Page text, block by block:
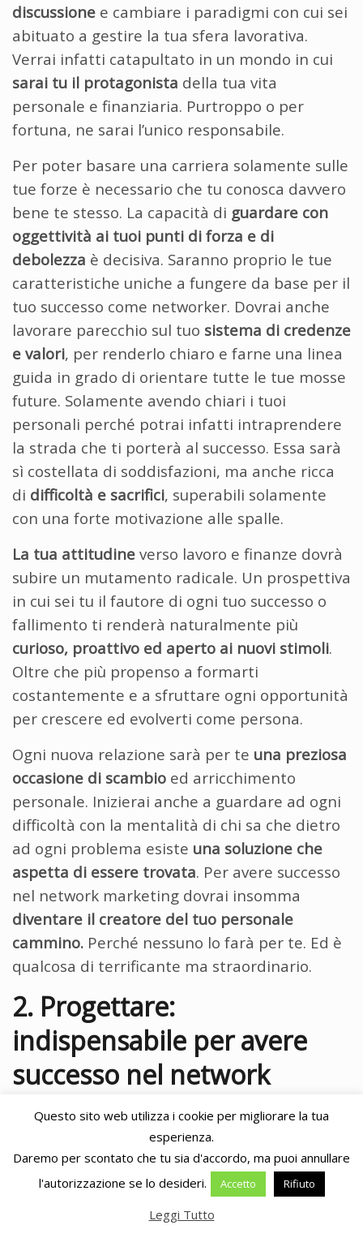
discussione e cambiare i paradigmi con cui sei
abituato a gestire la tua sfera lavorativa.
Verrai infatti catapultato in un mondo in cui
sarai tu il protagonista della tua vita
personale e finanziaria. Purtroppo o per
fortuna, ne sarai l’unico responsabile.
Per poter basare una carriera solamente sulle
tue forze è necessario che tu conosca davvero
bene te stesso. La capacità di guardare con
oggettività ai tuoi punti di forza e di
debolezza è decisiva. Saranno proprio le tue
caratteristiche uniche a fungere da base per il
tuo successo come networker. Dovrai anche
lavorare parecchio sul tuo sistema di credenze
e valori, per renderlo chiaro e farne una linea
guida in grado di orientare tutte le tue mosse
future. Solamente avendo chiari i tuoi
personali perché potrai infatti intraprendere
la strada che ti porterà al successo. Essa sarà
sì costellata di soddisfazioni, ma anche ricca
di difficoltà e sacrifici, superabili solamente
con una forte motivazione alle spalle.
La tua attitudine verso lavoro e finanze dovrà
subire un mutamento radicale. Un prospettiva
in cui sei tu il fautore di ogni tuo successo o
fallimento ti renderà naturalmente più
curioso, proattivo ed aperto ai nuovi stimoli.
Oltre che più propenso a formarti
costantemente e a sfruttare ogni opportunità
per crescere ed evolverti come persona.
Ogni nuova relazione sarà per te una preziosa
occasione di scambio ed arricchimento
personale. Inizierai anche a guardare ad ogni
difficoltà con la mentalità di chi sa che dietro
ad ogni problema esiste una soluzione che
aspetta di essere trovata. Per avere successo
nel network marketing dovrai insomma
diventare il creatore del tuo personale
cammino. Perché nessuno lo farà per te. Ed è
qualcosa di terrificante ma straordinario.
2. Progettare:
indispensabile per avere
successo nel network
marketing
Se hai deciso che la vita da imprenditore è
nelle tue corde e desideri
creare e gestire il
, allora dovresti iniziare a
familiarizzare con i concetti di business plan e
Questo sito web utilizza i cookie per migliorare la tua
esperienza.
Daremo per scontato che tu sia d'accordo, ma puoi annullare
l'autorizzazione se lo desideri.
Accetto Rifiuto
Leggi Tutto